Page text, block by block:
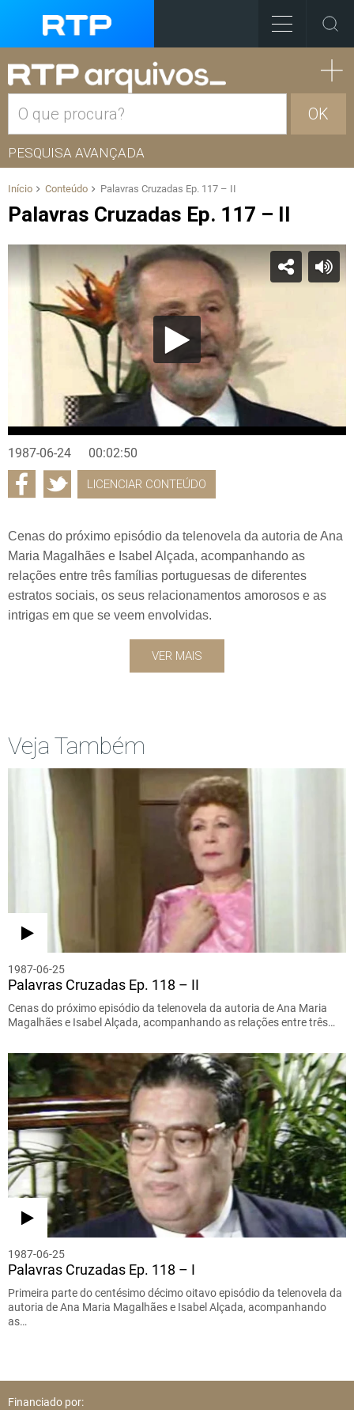
OK
PESQUISA AVANÇADA
Início Conteúdo Palavras Cruzadas Ep. 117 – II
Palavras Cruzadas Ep. 117 – II
1987-06-24 00:02:50
LICENCIAR CONTEÚDO
Cenas do próximo episódio da telenovela da autoria de Ana
Maria Magalhães e Isabel Alçada, acompanhando as
relações entre três famílias portuguesas de diferentes
estratos sociais, os seus relacionamentos amorosos e as
intrigas em que se veem envolvidas.
VER MAIS
Veja Também
1987-06-25
Palavras Cruzadas Ep. 118 – II
Cenas do próximo episódio da telenovela da autoria de Ana Maria
Magalhães e Isabel Alçada, acompanhando as relações entre três…
1987-06-25
Palavras Cruzadas Ep. 118 – I
Primeira parte do centésimo décimo oitavo episódio da telenovela da
autoria de Ana Maria Magalhães e Isabel Alçada, acompanhando
as…
Financiado por: